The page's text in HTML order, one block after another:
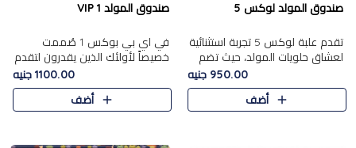
صندوق المولد لوكس 5
تقدم علبة لوكس 5 تجربة استثنائية
لعشاق حلويات المولد، حيث تضم
42 قطعة من تشكيلة فاخرة تجمع
بين أشهر الأصناف التقليدية وأصناف
مميزة مختارة بع..
950.00 جنيه
أضف
صندوق المولد VIP 1
في اي بي بوكس 1 صُممت
خصيصاً لأولئك الذين يقدرون لتقدم
تجربة استثنائية بوكس تجمع بين
أفخر حلويات المولد المصري مع
تشكيلة مختارة من الأصناف ..
1100.00 جنيه
أضف